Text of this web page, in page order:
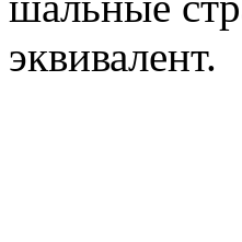
эквивалент.